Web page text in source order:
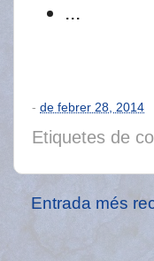
...
- de febrer 28, 2014
Etiquetes de
Entrada més